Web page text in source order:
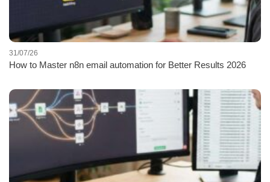
How to Master n8n email automation for Better Results 2026
31/07/26